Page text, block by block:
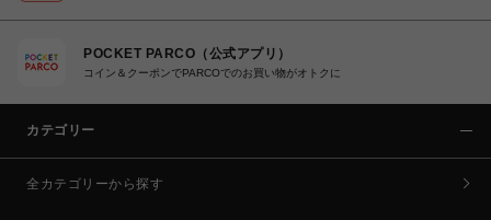
POCKET PARCO（公式アプリ）
コイン＆クーポンでPARCOでのお買い物がオトクに
カテゴリー
全カテゴリーから探す